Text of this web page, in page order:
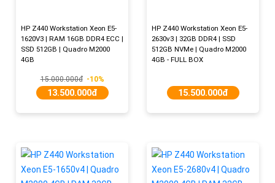
HP Z440 Workstation Xeon E5-
1620V3 | RAM 16GB DDR4 ECC |
SSD 512GB | Quadro M2000
4GB
15.000.000đ-10%
13.500.000đ
HP Z440 Workstation Xeon E5-
2630v3 | 32GB DDR4 | SSD
512GB NVMe | Quadro M2000
4GB - FULL BOX
15.500.000đ